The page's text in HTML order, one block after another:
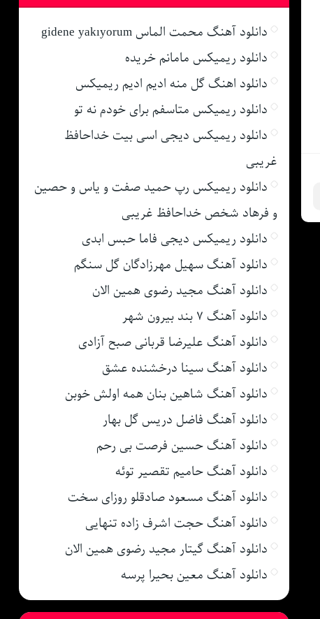
دانلود آهنگ محمت الماس gidene yakıyorum
دانلود ریمیکس مامانم خریده
دانلود اهنگ گل منه ادیم ادیم ریمیکس
دانلود ریمیکس متاسفم برای خودم نه تو
دانلود ریمیکس دیجی اسی بیت خداحافظ
غریبی
دانلود ریمیکس رپ حمید صفت و یاس و حصین
و فرهاد شخص خداحافظ غریبی
دانلود ریمیکس دیجی فاما حبس ابدی
دانلود آهنگ سهیل مهرزادگان گل سنگم
دانلود آهنگ مجید رضوی همین الان
دانلود آهنگ ۷ بند بیرون شهر
دانلود آهنگ علیرضا قربانی صبح آزادی
دانلود آهنگ سینا درخشنده عشق
دانلود آهنگ شاهین بنان همه اولش خوبن
دانلود آهنگ فاضل دریس گل بهار
دانلود آهنگ حسین فرصت بی رحم
دانلود آهنگ حامیم تقصیر توئه
دانلود آهنگ مسعود صادقلو روزای سخت
دانلود آهنگ حجت اشرف زاده تنهایی
دانلود آهنگ گیتار مجید رضوی همین الان
دانلود آهنگ معین بحیرا پرسه